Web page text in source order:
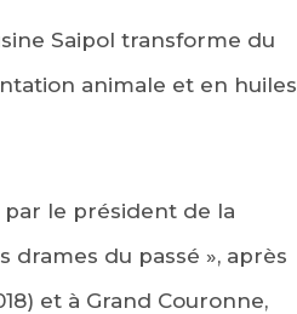
Saipol transforme du
animale et en huiles
par le président de la
drames du passé », après
et à Grand Couronne,